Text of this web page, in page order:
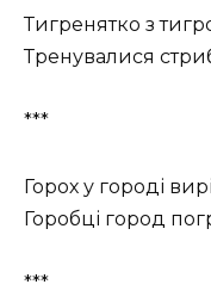
Тигренятко з
Тренувалися
***
Горох у городі
Горобці город
***